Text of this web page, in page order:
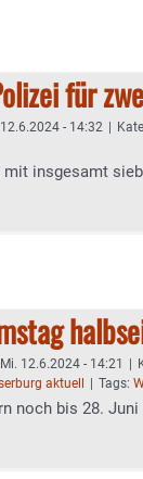
für
- 14:32
mit insgesamt
Mi. 12.6.2024 - 14:21
aktuell Tags:
noch bis 28.